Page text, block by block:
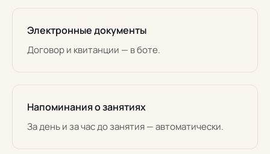
Электронные документы
Договор и квитанции — в боте.
Напоминания о занятиях
За день и за час до занятия — автоматически.